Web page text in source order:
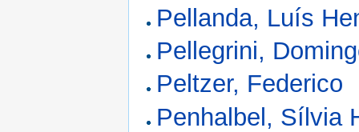
Pellanda, Luís
Pellegrini,
Peltzer, Federico
Penhalbel, Sílvia